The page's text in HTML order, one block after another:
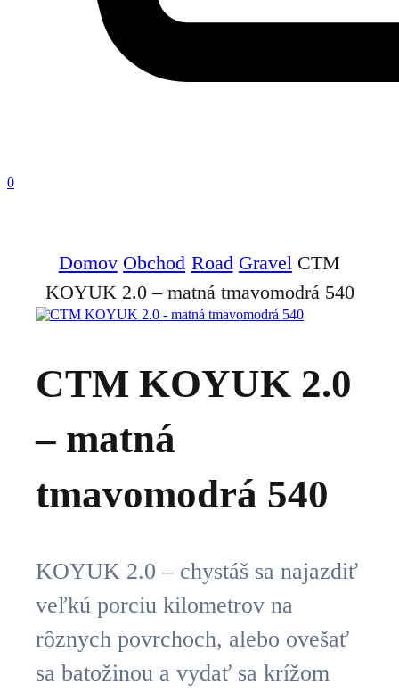
0
Domov Obchod Road Gravel CTM
KOYUK 2.0 – matná tmavomodrá 540
CTM KOYUK 2.0
– matná
tmavomodrá 540
KOYUK 2.0 – chystáš sa najazdiť
veľkú porciu kilometrov na
rôznych povrchoch, alebo ovešať
sa batožinou a vydať sa krížom